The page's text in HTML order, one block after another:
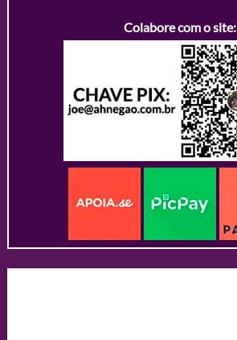
Colabore com o site: